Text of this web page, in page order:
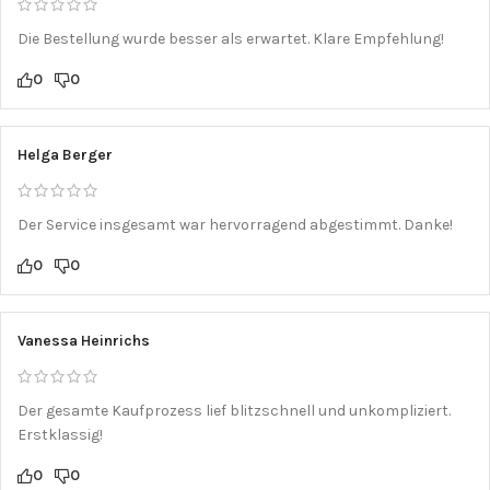
Die Bestellung wurde besser als erwartet. Klare Empfehlung!
0 0
Helga Berger
Der Service insgesamt war hervorragend abgestimmt. Danke!
0 0
Vanessa Heinrichs
Der gesamte Kaufprozess lief blitzschnell und unkompliziert.
Erstklassig!
0 0